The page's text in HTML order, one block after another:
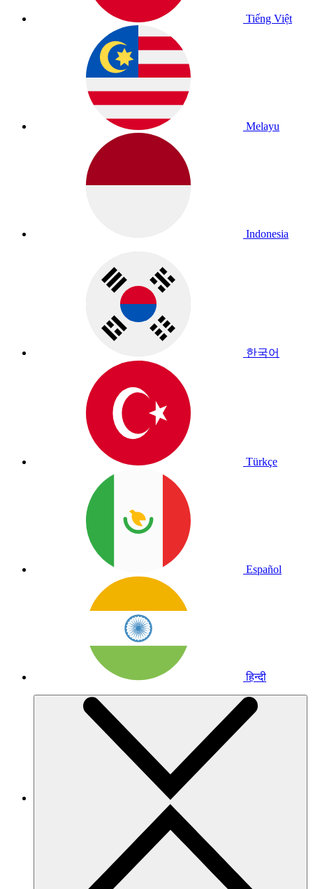
Tiếng Việt
Melayu
Indonesia
한국어
Türkçe
Español
हिन्दी